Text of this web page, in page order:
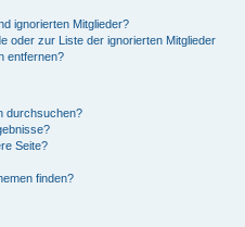
ignorierten Mitglieder?
oder zur Liste der ignorierten Mitglieder
entfernen?
durchsuchen?
Seite?
finden?